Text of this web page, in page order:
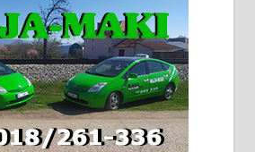
гас и дрва. Две
74-023
опремљену
путу, на
око 7 ари.
063/102-35-25